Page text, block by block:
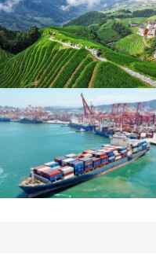
期出游 乐享美好时光